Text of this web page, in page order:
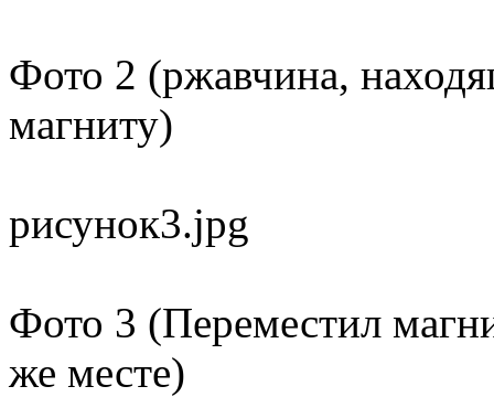
Фото 2 (ржавчина,
магниту)
рисунок3.jpg
Фото 3 (Переместил
же месте)